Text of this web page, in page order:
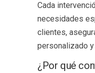
Cada
necesidades
clientes,
personalizado
¿Por qué